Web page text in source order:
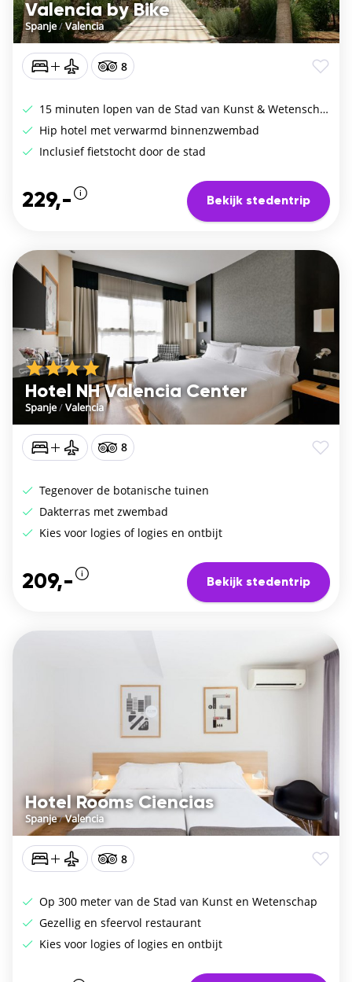
Valencia by Bike
Spanje/Valencia
8
15 minuten lopen van de Stad van Kunst & Wetenschap
Hip hotel met verwarmd binnenzwembad
Inclusief fietstocht door de stad
229,- Bekijk stedentrip
Hotel NH Valencia Center
Spanje/Valencia
8
Tegenover de botanische tuinen
Dakterras met zwembad
Kies voor logies of logies en ontbijt
209,- Bekijk stedentrip
Hotel Rooms Ciencias
Spanje/Valencia
8
Op 300 meter van de Stad van Kunst en Wetenschap
Gezellig en sfeervol restaurant
Kies voor logies of logies en ontbijt